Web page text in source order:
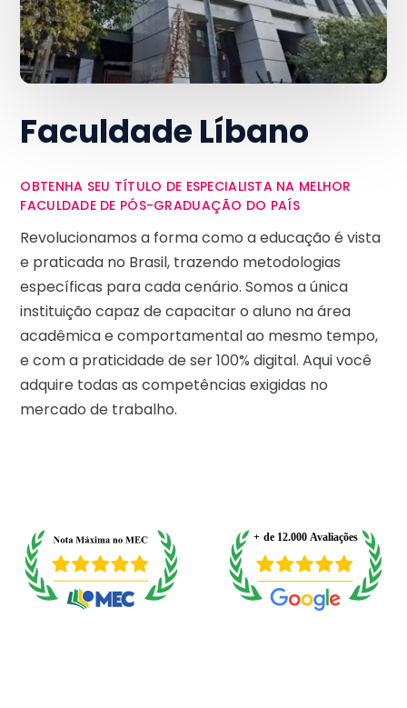
Faculdade Líbano
OBTENHA SEU TÍTULO DE ESPECIALISTA NA MELHOR
FACULDADE DE PÓS-GRADUAÇÃO DO PAÍS
Revolucionamos a forma como a educação é vista
e praticada no Brasil, trazendo metodologias
específicas para cada cenário. Somos a única
instituição capaz de capacitar o aluno na área
acadêmica e comportamental ao mesmo tempo,
e com a praticidade de ser 100% digital. Aqui você
adquire todas as competências exigidas no
mercado de trabalho.